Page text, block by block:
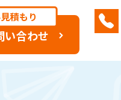
積もり
い合わせ